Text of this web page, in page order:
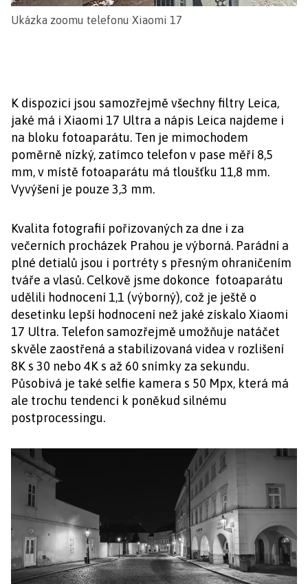
Ukázka zoomu telefonu Xiaomi 17
K dispozici jsou samozřejmě všechny filtry Leica,
jaké má i Xiaomi 17 Ultra a nápis Leica najdeme i
na bloku fotoaparátu. Ten je mimochodem
poměrně nízký, zatímco telefon v pase měří 8,5
mm, v místě fotoaparátu má tloušťku 11,8 mm.
Vyvýšení je pouze 3,3 mm.
Kvalita fotografií pořizovaných za dne i za
večerních procházek Prahou je výborná. Parádní a
plné detialů jsou i portréty s přesným ohraničením
tváře a vlasů. Celkově jsme dokonce fotoaparátu
udělili hodnocení 1,1 (výborný), což je ještě o
desetinku lepší hodnocení než jaké získalo Xiaomi
17 Ultra. Telefon samozřejmě umožňuje natáčet
skvěle zaostřená a stabilizovaná videa v rozlišení
8K s 30 nebo 4K s až 60 snímky za sekundu.
Působivá je také selfie kamera s 50 Mpx, která má
ale trochu tendenci k poněkud silnému
postprocessingu.